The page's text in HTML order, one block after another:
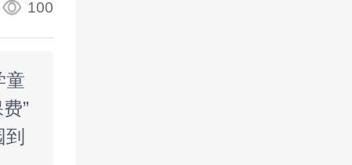
100
童
”